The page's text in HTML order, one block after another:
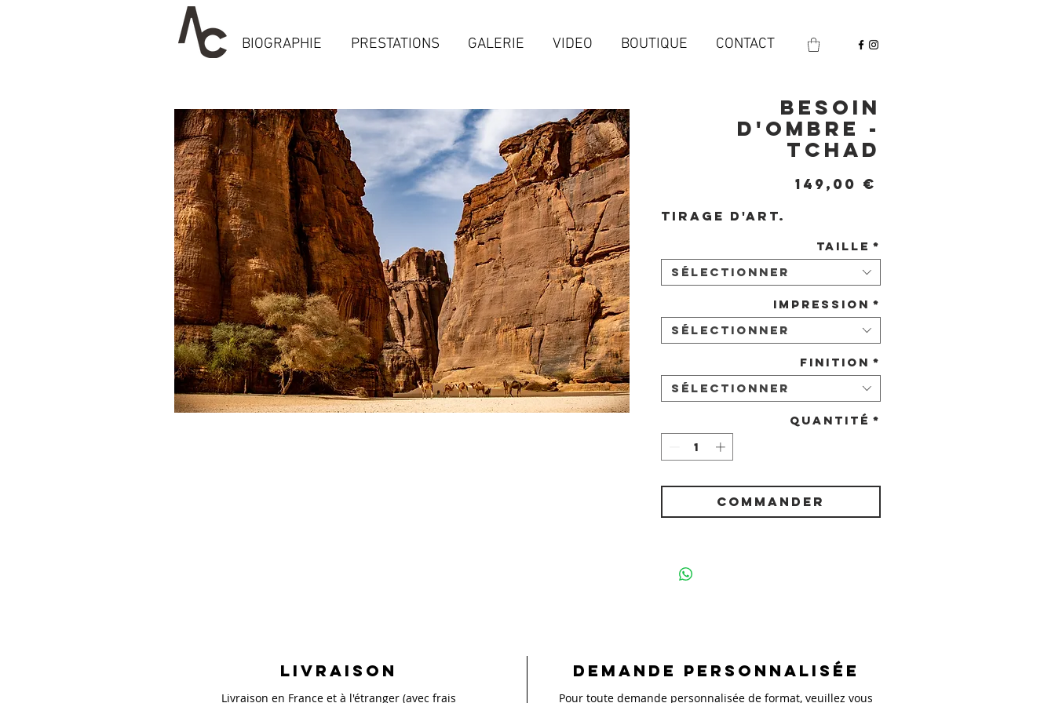
BIOGRAPHIE PRESTATIONS GALERIE VIDEO BOUTIQUE CONTACT
Besoin
d'ombre -
Tchad
149,00 €
Tirage d'art.
Taille *
Sélectionner
Impression *
Sélectionner
Finition *
Sélectionner
Quantité *
COMMANDER
Livraison
Livraison en France et à l'étranger (avec frais
Demande personnalisée
Pour toute demande personnalisée de format, veuillez vous